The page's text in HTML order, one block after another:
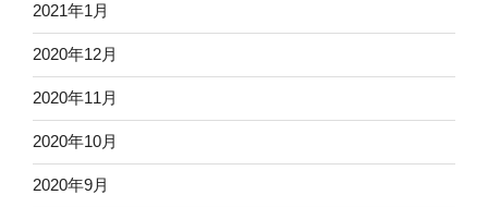
2021年1月
2020年12月
2020年11月
2020年10月
2020年9月